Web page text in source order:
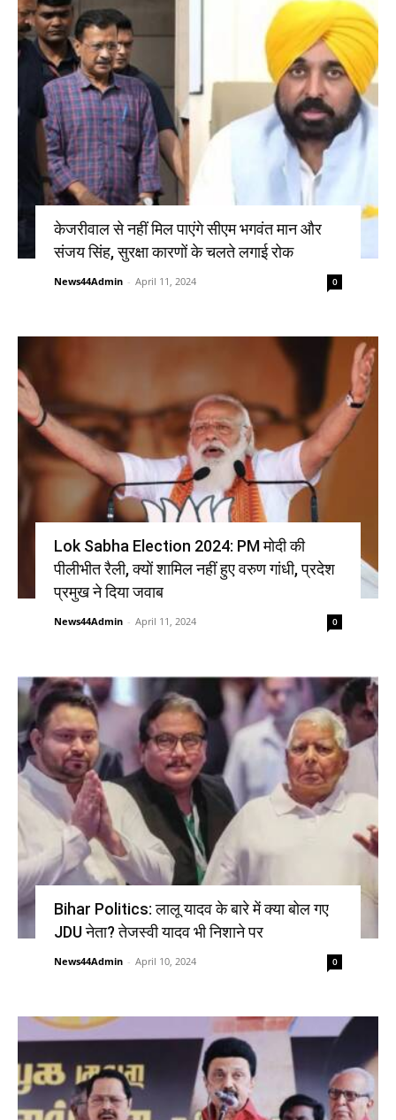
केजरीवाल से नहीं मिल पाएंगे सीएम भगवंत मान और
संजय सिंह, सुरक्षा कारणों के चलते लगाई रोक
News44Admin - April 11, 2024 0
Lok Sabha Election 2024: PM मोदी की
पीलीभीत रैली, क्यों शामिल नहीं हुए वरुण गांधी, प्रदेश
प्रमुख ने दिया जवाब
News44Admin - April 11, 2024 0
Bihar Politics: लालू यादव के बारे में क्या बोल गए
JDU नेता? तेजस्वी यादव भी निशाने पर
News44Admin - April 10, 2024 0